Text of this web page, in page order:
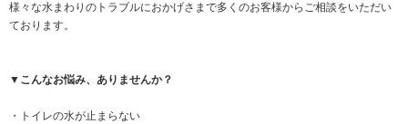
様々な水まわりのトラブルにおかげさまで多くのお客様からご相談をいただい
ております。
▼こんなお悩み、ありませんか？
・トイレの水が止まらない